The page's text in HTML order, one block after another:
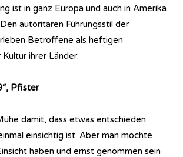
ist in ganz Europa und auch in Amerika
autoritären Führungsstil der
Betroffene als heftigen
ihrer Länder:
Pfister
damit, dass etwas entschieden
einsichtig ist. Aber man möchte
haben und ernst genommen sein